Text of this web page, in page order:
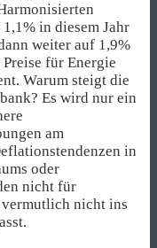
in diesem Jahr
weiter auf 1,9%
für Energie
Warum steigt die
Es wird nur ein
am
in
oder
nicht für
vermutlich nicht ins